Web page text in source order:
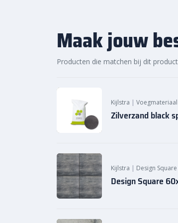
Maak jouw
Producten die matchen bij dit
Kijlstra | Voegmateriaal
Zilverzand black
Kijlstra | Design
Design Square